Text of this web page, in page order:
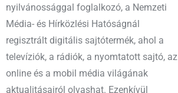
nyilvánossággal foglalkozó, a Nemzeti
Média- és Hírközlési Hatóságnál
regisztrált digitális sajtótermék, ahol a
televíziók, a rádiók, a nyomtatott sajtó, az
online és a mobil média világának
aktualitásairól olvashat. Ezenkívül